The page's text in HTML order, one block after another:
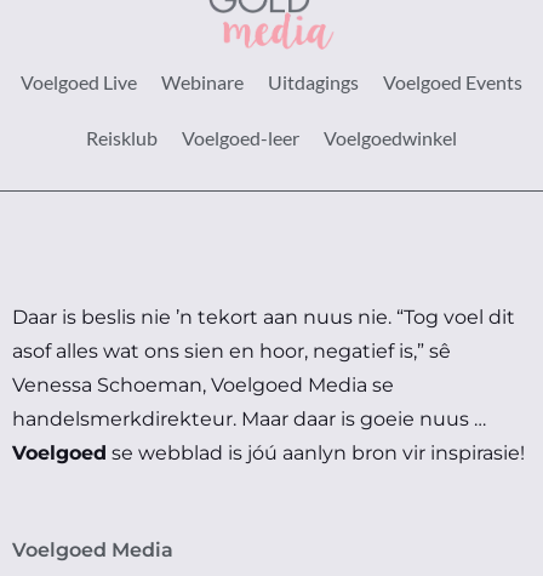
Voelgoed Live Webinare Uitdagings Voelgoed Events
Reisklub Voelgoed-leer Voelgoedwinkel
Daar is beslis nie ’n tekort aan nuus nie. “Tog voel dit
asof alles wat ons sien en hoor, negatief is,” sê
Venessa Schoeman, Voelgoed Media se
handelsmerkdirekteur. Maar daar is goeie nuus …
Voelgoed se webblad is jóú aanlyn bron vir inspirasie!
Voelgoed Media